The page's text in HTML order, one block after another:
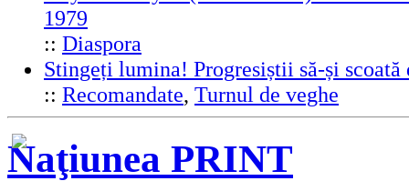
1979
:: Diaspora
Stingeți lumina! Progresiștii să-și scoată
:: Recomandate, Turnul de veghe
Naţiunea PRINT